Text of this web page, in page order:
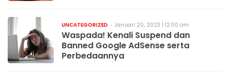
UNCATEGORIZED Januari 20, 2023 | 12:00 am
Waspada! Kenali Suspend dan
Banned Google AdSense serta
Perbedaannya